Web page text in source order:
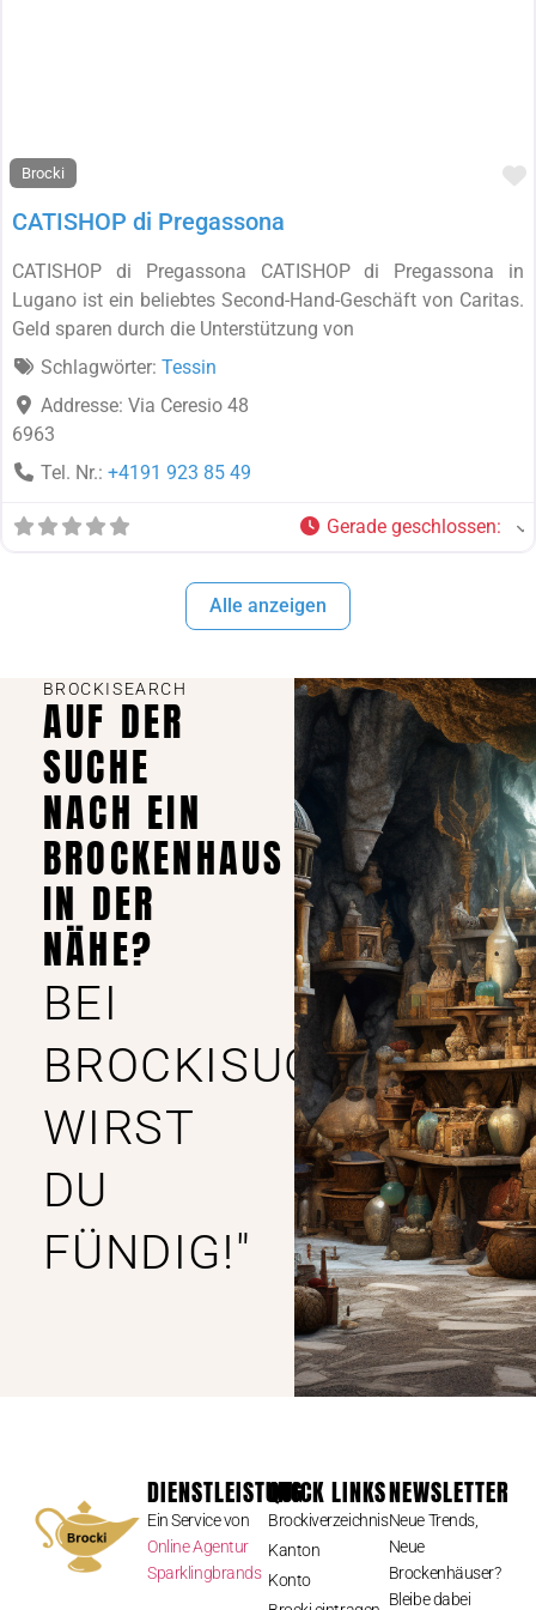
Brocki
CATISHOP di Pregassona
CATISHOP di Pregassona CATISHOP di Pregassona in
Lugano ist ein beliebtes Second-Hand-Geschäft von Caritas.
Geld sparen durch die Unterstützung von
Schlagwörter: Tessin
Addresse: Via Ceresio 48
6963
Tel. Nr.: +4191 923 85 49
Gerade geschlossen:
Alle anzeigen
BROCKISEARCH
AUF DER
SUCHE
NACH EIN
BROCKENHAUS
IN DER
NÄHE?
BEI
BROCKISUCHE
WIRST
DU
FÜNDIG!"
DIENSTLEISTUNG
Ein Service von
Online Agentur
Sparklingbrands
QUICK LINKS
Brockiverzeichnis
Kanton
Konto
NEWSLETTER
Neue Trends,
Neue
Brockenhäuser?
Bleibe dabei